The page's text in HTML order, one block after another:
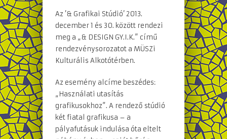
Az ’& Grafikai Stúdió’ 2013.
december 1 és 30. között rendezi
meg a „& DESIGN GY.I.K.” című
rendezvénysorozatot a MÜSZi
Kulturális Alkotótérben.
Az esemény alcíme beszédes:
„Használati utasítás
grafikusokhoz”. A rendező stúdió
két fiatal grafikusa – a
pályafutásuk indulása óta eltelt